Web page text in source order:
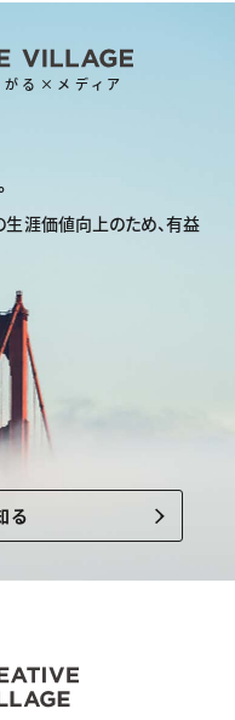
る×メディア
生涯価値向上のため、有益
る